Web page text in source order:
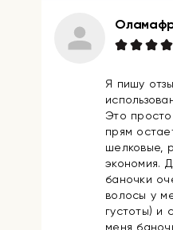
Я пишу
Это просто
прям
шелковые,
экономия.
баночки
волосы у
густоты) и
меня